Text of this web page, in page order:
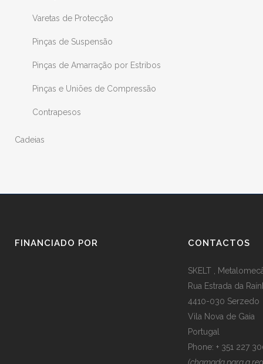
Varetas de Protecção
Pinças de Suspensão
Pinças de Amarração por Estribos
Pinças e Uniões de Compressão
Contrapesos
Cadeias
FINANCIADO POR CONTACTOS
SKELT ,
Rua Estrada da
4410-030 Serzedo
Vila Nova de Gaia
Portugal
Phone: + 351 227